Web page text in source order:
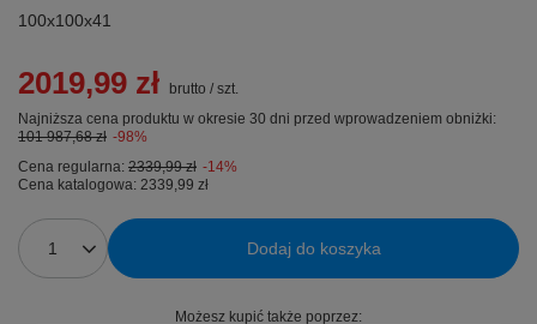
100x100x41
2019,99 zł brutto / szt.
Najniższa cena produktu w okresie 30 dni przed wprowadzeniem obniżki:
101 987,68 zł -98%
Cena regularna: 2339,99 zł -14%
Cena katalogowa: 2339,99 zł
Dodaj do koszyka
Możesz kupić także poprzez: